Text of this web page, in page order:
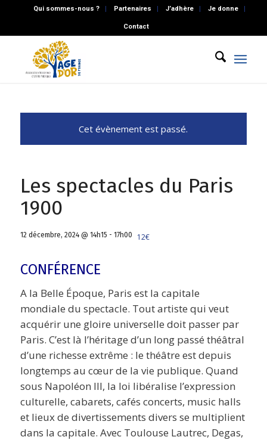
Qui sommes-nous ? Partenaires J’adhère Je donne
Contact
Cet évènement est passé.
Les spectacles du Paris
1900
12 décembre, 2024 @ 14h15 - 17h00 12€
CONFÉRENCE
A la Belle Époque, Paris est la capitale
mondiale du spectacle. Tout artiste qui veut
acquérir une gloire universelle doit passer par
Paris. C’est là l’héritage d’un long passé théâtral
d’une richesse extrême : le théâtre est depuis
longtemps au cœur de la vie publique. Quand
sous Napoléon III, la loi libéralise l’expression
culturelle, cabarets, cafés concerts, music halls
et lieux de divertissements divers se multiplient
dans la capitale. Avec Toulouse Lautrec, Degas,